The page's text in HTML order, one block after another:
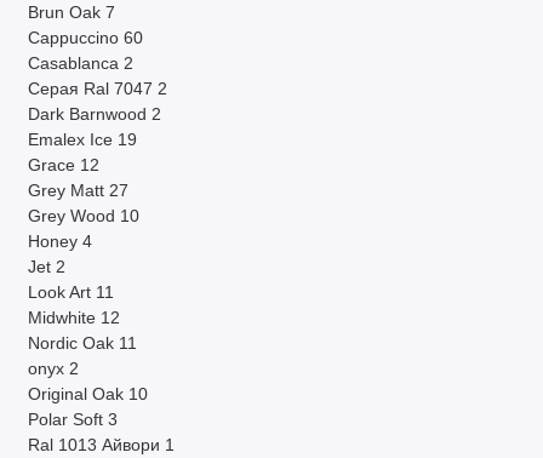
Brun Oak 7
Cappuccino 60
Casablanca 2
Cерая Ral 7047 2
Dark Barnwood 2
Emalex Ice 19
Grace 12
Grey Matt 27
Grey Wood 10
Honey 4
Jet 2
Look Art 11
Midwhite 12
Nordic Oak 11
onyx 2
Original Oak 10
Polar Soft 3
Ral 1013 Айвори 1